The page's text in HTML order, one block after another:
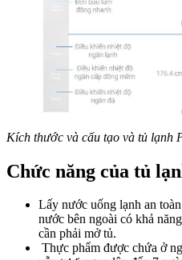
Kích thước và cấu tạo và tủ lạnh
Chức năng của tủ
Lấy nước uống lạnh an
nước bên ngoài có khả
cần phải mở tủ.
Thực phẩm được chứa ở